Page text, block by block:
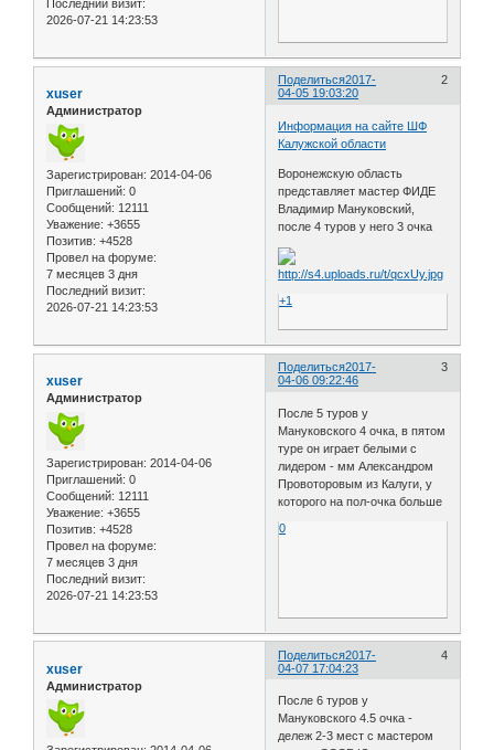
Последний визит:
2026-07-21 14:23:53
Поделиться 2
2017-
04-05 19:03:20
xuser
Администратор
Зарегистрирован: 2014-04-06
Приглашений: 0
Сообщений: 12111
Уважение: +3655
Позитив: +4528
Провел на форуме:
7 месяцев 3 дня
Последний визит:
2026-07-21 14:23:53
Информация на сайте ШФ
Калужской области
Воронежскую область
представляет мастер ФИДЕ
Владимир Мануковский,
после 4 туров у него 3 очка
+1
Поделиться 3
2017-
04-06 09:22:46
xuser
Администратор
Зарегистрирован: 2014-04-06
Приглашений: 0
Сообщений: 12111
Уважение: +3655
Позитив: +4528
Провел на форуме:
7 месяцев 3 дня
Последний визит:
2026-07-21 14:23:53
После 5 туров у
Мануковского 4 очка, в пятом
туре он играет белыми с
лидером - мм Александром
Провоторовым из Калуги, у
которого на пол-очка больше
0
Поделиться 4
2017-
04-07 17:04:23
xuser
Администратор
После 6 туров у
Мануковского 4.5 очка -
дележ 2-3 мест с мастером